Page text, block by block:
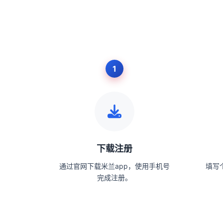
下载注册
通过官网下载米兰app，使用手机号
完成注册。
填写